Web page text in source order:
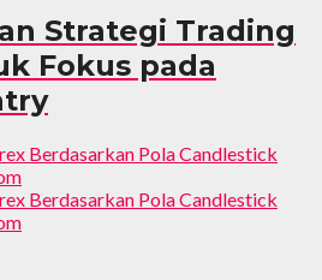
Strategi Trading
Fokus pada